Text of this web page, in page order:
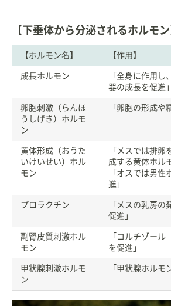
【下垂体から分泌されるホルモン
【ホルモン名】 【作用】
成長ホルモン
「全身に作用し
器の成長を促進」
卵胞刺激（らんほ
うしげき）ホルモ
ン
「卵胞の形成や
黄体形成（おうた
いけいせい）ホル
モン
「メスでは排卵
成する黄体ホル
「オスでは男性
進」
プロラクチン
「メスの乳房の
促進」
副腎皮質刺激ホル
モン
「コルチゾール
を促進」
甲状腺刺激ホルモ
ン
「甲状腺ホルモ